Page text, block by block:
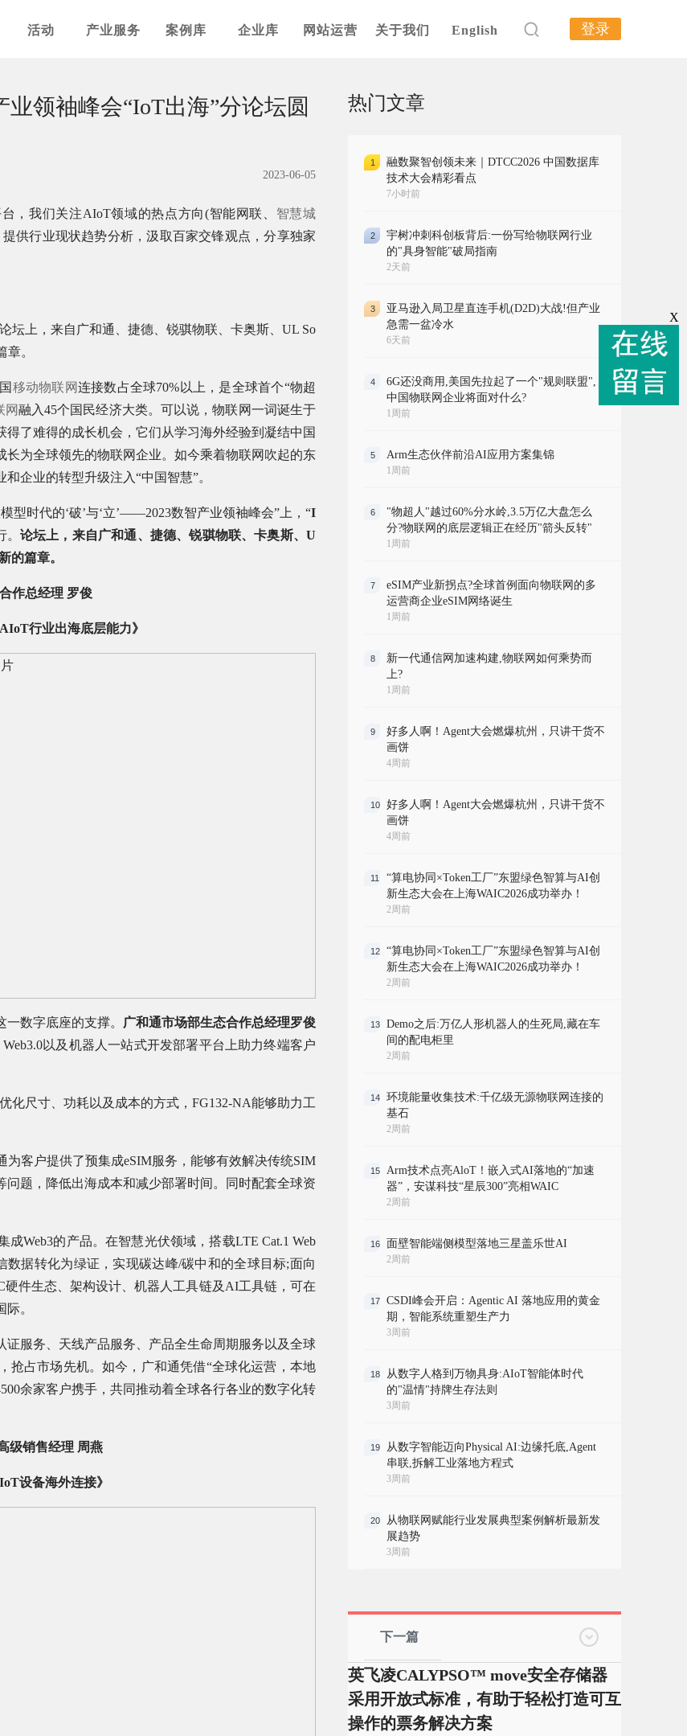
活动 产业服务 案例库 企业库 网站运营 关于我们 English 登录
领袖峰会“IoT出海”分论坛圆
2023-06-05
，我们关注AIoT领域的热点方向(智能网联、 智慧城
供行业现状趋势分析，汲取百家交锋观点，分享独家
上，来自广和通、捷德、锐骐物联、卡奥斯、UL So
。
移动物联网连接数占全球70%以上，是全球首个“物超
网融入45个国民经济大类。可以说，物联网一词诞生于
了难得的成长机会，它们从学习海外经验到凝结中国
为全球领先的物联网企业。如今乘着物联网吹起的东
企业的转型升级注入“中国智慧”。
型时代的‘破’与‘立’——2023数智产业领袖峰会”上，“I
论坛上，来自广和通、捷德、锐骐物联、卡奥斯、U
的篇章。
作总经理 罗俊
行业出海底层能力》
数字底座的支撑。
广和通市场部生态合作总经理罗俊
以及机器人一站式开发部署平台上助力终端客户
化尺寸、功耗以及成本的方式，FG132-NA能够助力工
客户提供了预集成eSIM服务，能够有效解决传统SIM
题，降低出海成本和减少部署时间。同时配套全球资
Web3的产品。在智慧光伏领域，搭载LTE Cat.1 Web
据转化为绿证，实现碳达峰/碳中和的全球目标;面向
件生态、架构设计、机器人工具链及AI工具链，可在
。
服务、天线产品服务、产品全生命周期服务以及全球
抢占市场先机。如今，广和通凭借“全球化运营，本地
余家客户携手，共同推动着全球各行各业的数字化转
级销售经理 周燕
设备海外连接》
热门文章
1
融数聚智创领未来｜DTCC2026 中国数据库
技术大会精彩看点
7小时前
2
宇树冲刺科创板背后:一份写给物联网行业
的"具身智能"破局指南
2天前
3
亚马逊入局卫星直连手机(D2D)大战!但产业
急需一盆冷水
6天前
4
6G还没商用,美国先拉起了一个"规则联盟",
中国物联网企业将面对什么?
1周前
5 Arm生态伙伴前沿AI应用方案集锦
1周前
6
"物超人"越过60%分水岭,3.5万亿大盘怎么
分?物联网的底层逻辑正在经历"箭头反转"
1周前
7
eSIM产业新拐点?全球首例面向物联网的多
运营商企业eSIM网络诞生
1周前
8
新一代通信网加速构建,物联网如何乘势而
上?
1周前
9
好多人啊！Agent大会燃爆杭州，只讲干货不
画饼
4周前
10
好多人啊！Agent大会燃爆杭州，只讲干货不
画饼
4周前
11
“算电协同×Token工厂”东盟绿色智算与AI创
新生态大会在上海WAIC2026成功举办！
2周前
12
“算电协同×Token工厂”东盟绿色智算与AI创
新生态大会在上海WAIC2026成功举办！
2周前
13
Demo之后:万亿人形机器人的生死局,藏在车
间的配电柜里
2周前
14
环境能量收集技术:千亿级无源物联网连接的
基石
2周前
15
Arm技术点亮AloT！嵌入式AI落地的“加速
器”，安谋科技“星辰300”亮相WAIC
2周前
16 面壁智能端侧模型落地三星盖乐世AI
2周前
17
CSDI峰会开启：Agentic AI 落地应用的黄金
期，智能系统重塑生产力
3周前
18
从数字人格到万物具身:AIoT智能体时代
的"温情"持牌生存法则
3周前
19
从数字智能迈向Physical AI:边缘托底,Agent
串联,拆解工业落地方程式
3周前
20
从物联网赋能行业发展典型案例解析最新发
展趋势
3周前
下一篇
英飞凌CALYPSO™ move安全存储器
采用开放式标准，有助于轻松打造可互
操作的票务解决方案
X